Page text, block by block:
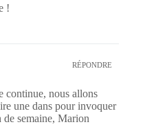
!
RÉPONDRE
continue, nous allons
une dans pour invoquer
semaine, Marion